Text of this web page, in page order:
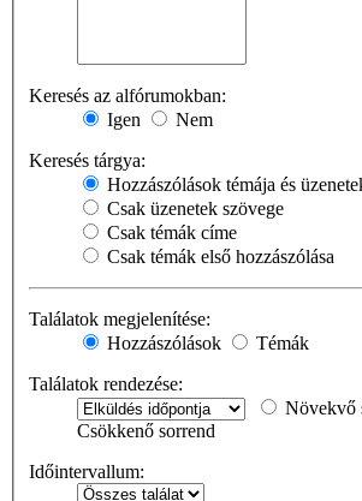
Keresés az alfórumokban:
Igen
Nem
Keresés tárgya:
Hozzászólások témája és
Csak üzenetek szövege
Csak témák címe
Csak témák első hozzászólása
Találatok megjelenítése:
Hozzászólások
Témák
Találatok rendezése:
Növekvő
Csökkenő sorrend
Időintervallum: